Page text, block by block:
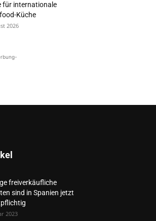
für internationale
Küche
2026
freiverkäufliche
sind in Spanien jetzt
2023